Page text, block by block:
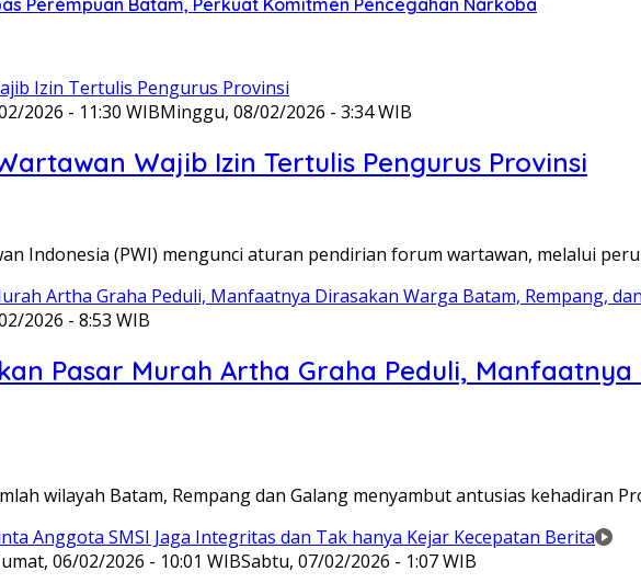
Perempuan Batam, Perkuat Komitmen Pencegahan Narkoba
2026 - 11:30 WIBMinggu, 08/02/2026 - 3:34 WIB
Wajib Izin Tertulis Pengurus Provinsi
Indonesia (PWI) mengunci aturan pendirian forum wartawan, melalui
2026 - 8:53 WIB
Pasar Murah Artha Graha Peduli,
wilayah Batam, Rempang dan Galang menyambut antusias kehadiran
06/02/2026 - 10:01 WIBSabtu, 07/02/2026 - 1:07 WIB